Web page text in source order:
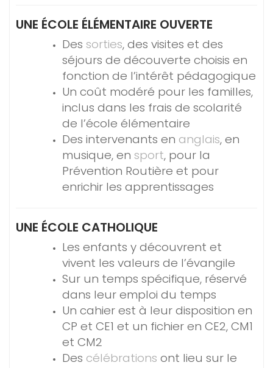
UNE ÉCOLE ÉLÉMENTAIRE OUVERTE
Des sorties, des visites et des
séjours de découverte choisis en
fonction de l’intérêt pédagogique
Un coût modéré pour les familles,
inclus dans les frais de scolarité
de l’école élémentaire
Des intervenants en anglais, en
musique, en sport, pour la
Prévention Routière et pour
enrichir les apprentissages
UNE ÉCOLE CATHOLIQUE
Les enfants y découvrent et
vivent les valeurs de l’évangile
Sur un temps spécifique, réservé
dans leur emploi du temps
Un cahier est à leur disposition en
CP et CE1 et un fichier en CE2, CM1
et CM2
Des célébrations ont lieu sur le